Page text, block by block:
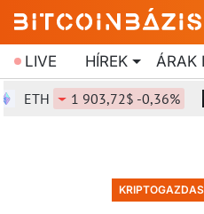
LIVE HÍREK ÁRAK
1 903,72$ -0,36%